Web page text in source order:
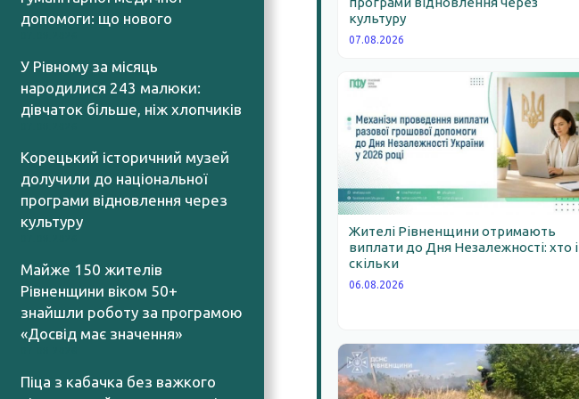
допомоги: що нового
У Рівному за місяць
народилися 243 малюки:
дівчаток більше, ніж хлопчиків
Корецький історичний музей
долучили до національної
програми відновлення через
культуру
Майже 150 жителів
Рівненщини віком 50+
знайшли роботу за програмою
«Досвід має значення»
Піца з кабачка без важкого
культуру
07.08.2026
Жителі Рівненщини отримають
виплати до Дня Незалежності: хто і
скільки
06.08.2026